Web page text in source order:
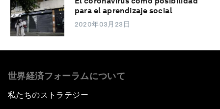
para el aprendizaje social
2020年03月23日
世界経済フォーラムについて
私たちのストラテジー